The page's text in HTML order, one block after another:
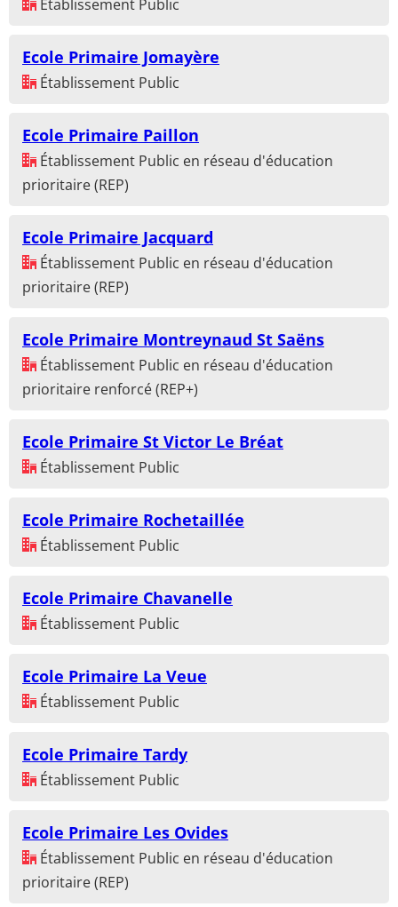
Établissement Public
Ecole Primaire Jomayère
Établissement Public
Ecole Primaire Paillon
Établissement Public en réseau d'éducation
prioritaire (REP)
Ecole Primaire Jacquard
Établissement Public en réseau d'éducation
prioritaire (REP)
Ecole Primaire Montreynaud St Saëns
Établissement Public en réseau d'éducation
prioritaire renforcé (REP+)
Ecole Primaire St Victor Le Bréat
Établissement Public
Ecole Primaire Rochetaillée
Établissement Public
Ecole Primaire Chavanelle
Établissement Public
Ecole Primaire La Veue
Établissement Public
Ecole Primaire Tardy
Établissement Public
Ecole Primaire Les Ovides
Établissement Public en réseau d'éducation
prioritaire (REP)